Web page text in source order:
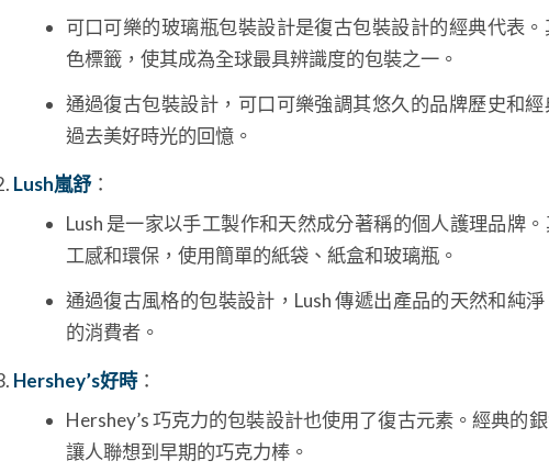
可口可樂的玻璃瓶包裝設計是復古包裝設計的經典代表
色標籤，使其成為全球最具辨識度的包裝之一。
通過復古包裝設計，可口可樂強調其悠久的品牌歷史和
過去美好時光的回憶。
Lush嵐舒：
Lush 是一家以手工製作和天然成分著稱的個人護理品牌
工感和環保，使用簡單的紙袋、紙盒和玻璃瓶。
通過復古風格的包裝設計，Lush 傳遞出產品的天然和純
的消費者。
Hershey’s好時：
Hershey’s 巧克力的包裝設計也使用了復古元素。經典的
讓人聯想到早期的巧克力棒。